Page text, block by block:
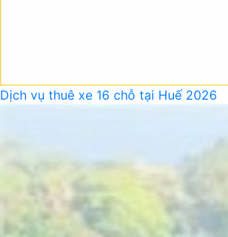
Dịch vụ thuê xe 16 chỗ tại Huế 2026